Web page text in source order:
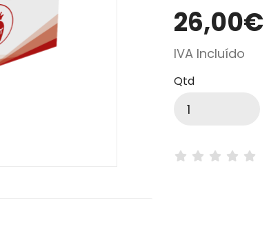
26,00€
IVA Incluído
Qtd